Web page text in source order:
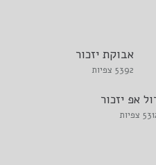
אבוקת יזכור
5392 צפיות
אפ יזכור
צפיות